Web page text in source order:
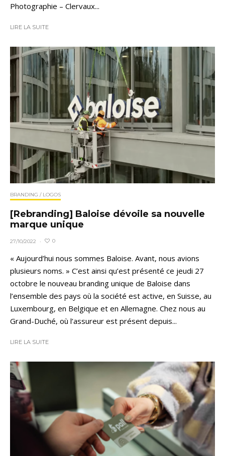
Photographie – Clervaux...
LIRE LA SUITE
BRANDING / LOGOS
[Rebranding] Baloise dévoile sa nouvelle
marque unique
27/10/2022 · 0
« Aujourd’hui nous sommes Baloise. Avant, nous avions
plusieurs noms. » C’est ainsi qu’est présenté ce jeudi 27
octobre le nouveau branding unique de Baloise dans
l’ensemble des pays où la société est active, en Suisse, au
Luxembourg, en Belgique et en Allemagne. Chez nous au
Grand-Duché, où l’assureur est présent depuis...
LIRE LA SUITE